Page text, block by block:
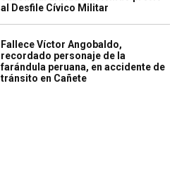
al Desfile Cívico Militar
Fallece Víctor Angobaldo,
recordado personaje de la
farándula peruana, en accidente de
tránsito en Cañete